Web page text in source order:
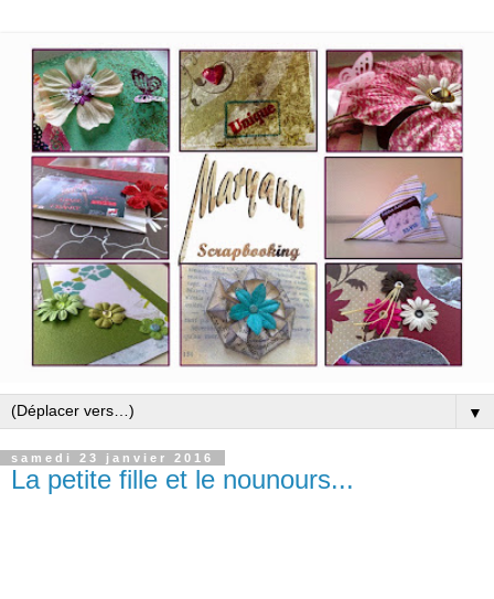
▼
samedi 23 janvier 2016
La petite fille et le nounours...